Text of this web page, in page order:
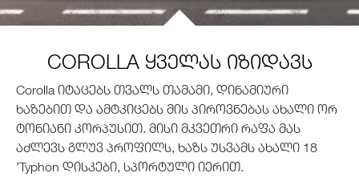
COROLLA ყველას იზიდავს
Corolla იტაცებს თვალს თამამი, დინამიური
ხაზებით და ამტკიცებს მის პიროვნებას ახალი ორ
ტონიანი კორპუსით. მისი მკვეთრი რაფა მას
აძლევს გლუვ პროფილს, ხაზს უსვამს ახალი 18
’Typhon დისკები, სპორტული იერით.